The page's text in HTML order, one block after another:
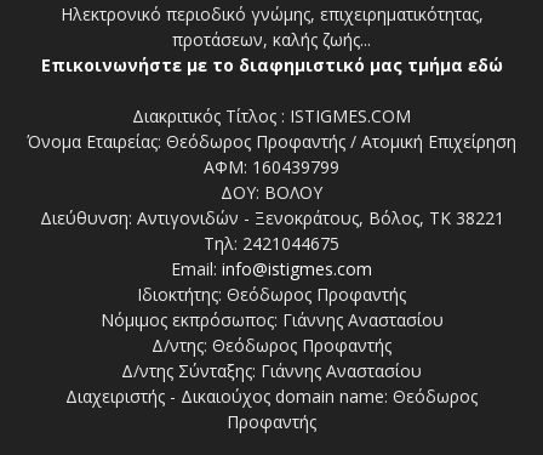
Ηλεκτρονικό περιοδικό γνώμης, επιχειρηματικότητας,
προτάσεων, καλής ζωής...
Επικοινωνήστε με το διαφημιστικό μας τμήμα εδώ
Διακριτικός Τίτλος : ISTIGMES.COM
Όνομα Εταιρείας: Θεόδωρος Προφαντής / Ατομική Επιχείρηση
ΑΦΜ: 160439799
ΔΟΥ: ΒΟΛΟΥ
Διεύθυνση: Αντιγονιδών - Ξενοκράτους, Βόλος, ΤΚ 38221
Τηλ: 2421044675
Email: info@istigmes.com
Ιδιοκτήτης: Θεόδωρος Προφαντής
Νόμιμος εκπρόσωπος: Γιάννης Αναστασίου
Δ/ντης: Θεόδωρος Προφαντής
Δ/ντης Σύνταξης: Γιάννης Αναστασίου
Διαχειριστής - Δικαιούχος domain name: Θεόδωρος
Προφαντής